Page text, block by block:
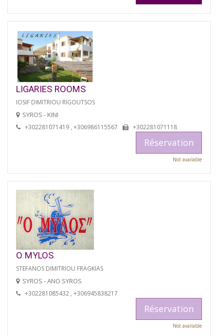
LIGARIES ROOMS
IOSIF DIMITRIOU RIGOUTSOS
SYROS - KINI
+302281071419 , +306986115567 +302281071118
Réservation
Not available
O MYLOS
STEFANOS DIMITRIOU FRAGKIAS
SYROS - ANO SYROS
+302281085432 , +306945838217
Réservation
Not available